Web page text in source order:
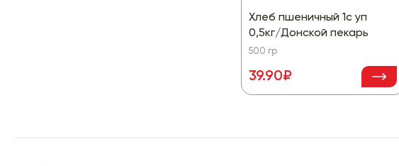
Хлеб пшеничный 1с уп
0,5кг/Донской пекарь
500 гр
39.90₽